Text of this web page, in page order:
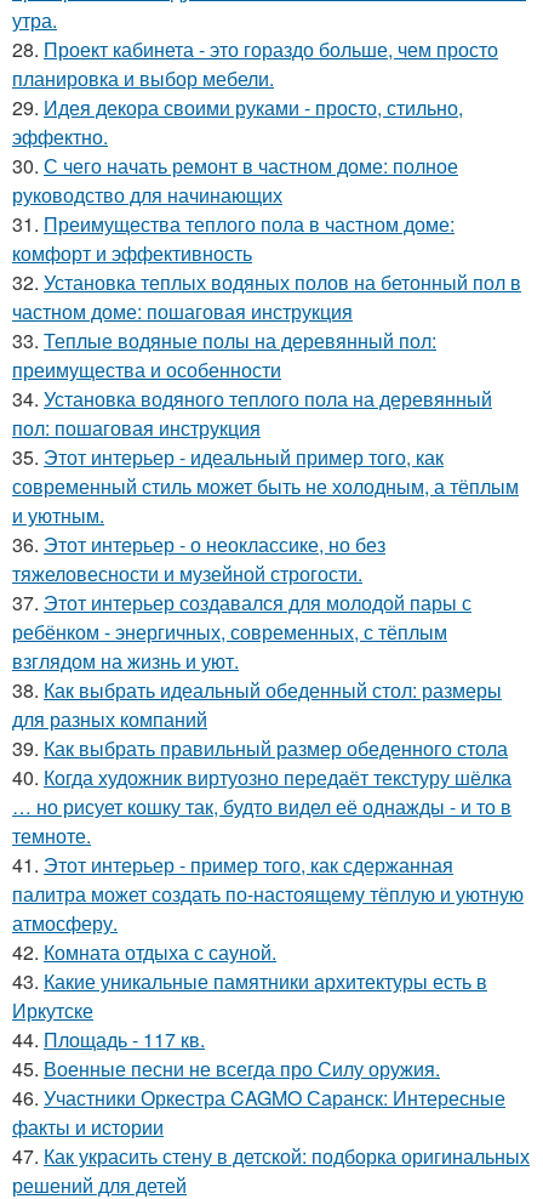
утра.
28. Проект кабинета - это гораздо больше, чем просто
планировка и выбор мебели.
29. Идея декора своими руками - просто, стильно,
эффектно.
30. С чего начать ремонт в частном доме: полное
руководство для начинающих
31. Преимущества теплого пола в частном доме:
комфорт и эффективность
32. Установка теплых водяных полов на бетонный пол в
частном доме: пошаговая инструкция
33. Теплые водяные полы на деревянный пол:
преимущества и особенности
34. Установка водяного теплого пола на деревянный
пол: пошаговая инструкция
35. Этот интерьер - идеальный пример того, как
современный стиль может быть не холодным, а тёплым
и уютным.
36. Этот интерьер - о неоклассике, но без
тяжеловесности и музейной строгости.
37. Этот интерьер создавался для молодой пары с
ребёнком - энергичных, современных, с тёплым
взглядом на жизнь и уют.
38. Как выбрать идеальный обеденный стол: размеры
для разных компаний
39. Как выбрать правильный размер обеденного стола
40. Когда художник виртуозно передаёт текстуру шёлка
… но рисует кошку так, будто видел её однажды - и то в
темноте.
41. Этот интерьер - пример того, как сдержанная
палитра может создать по-настоящему тёплую и уютную
атмосферу.
42. Комната отдыха с сауной.
43. Какие уникальные памятники архитектуры есть в
Иркутске
44. Площадь - 117 кв.
45. Военные песни не всегда про Силу оружия.
46. Участники Оркестра CAGMO Саранск: Интересные
факты и истории
47. Как украсить стену в детской: подборка оригинальных
решений для детей